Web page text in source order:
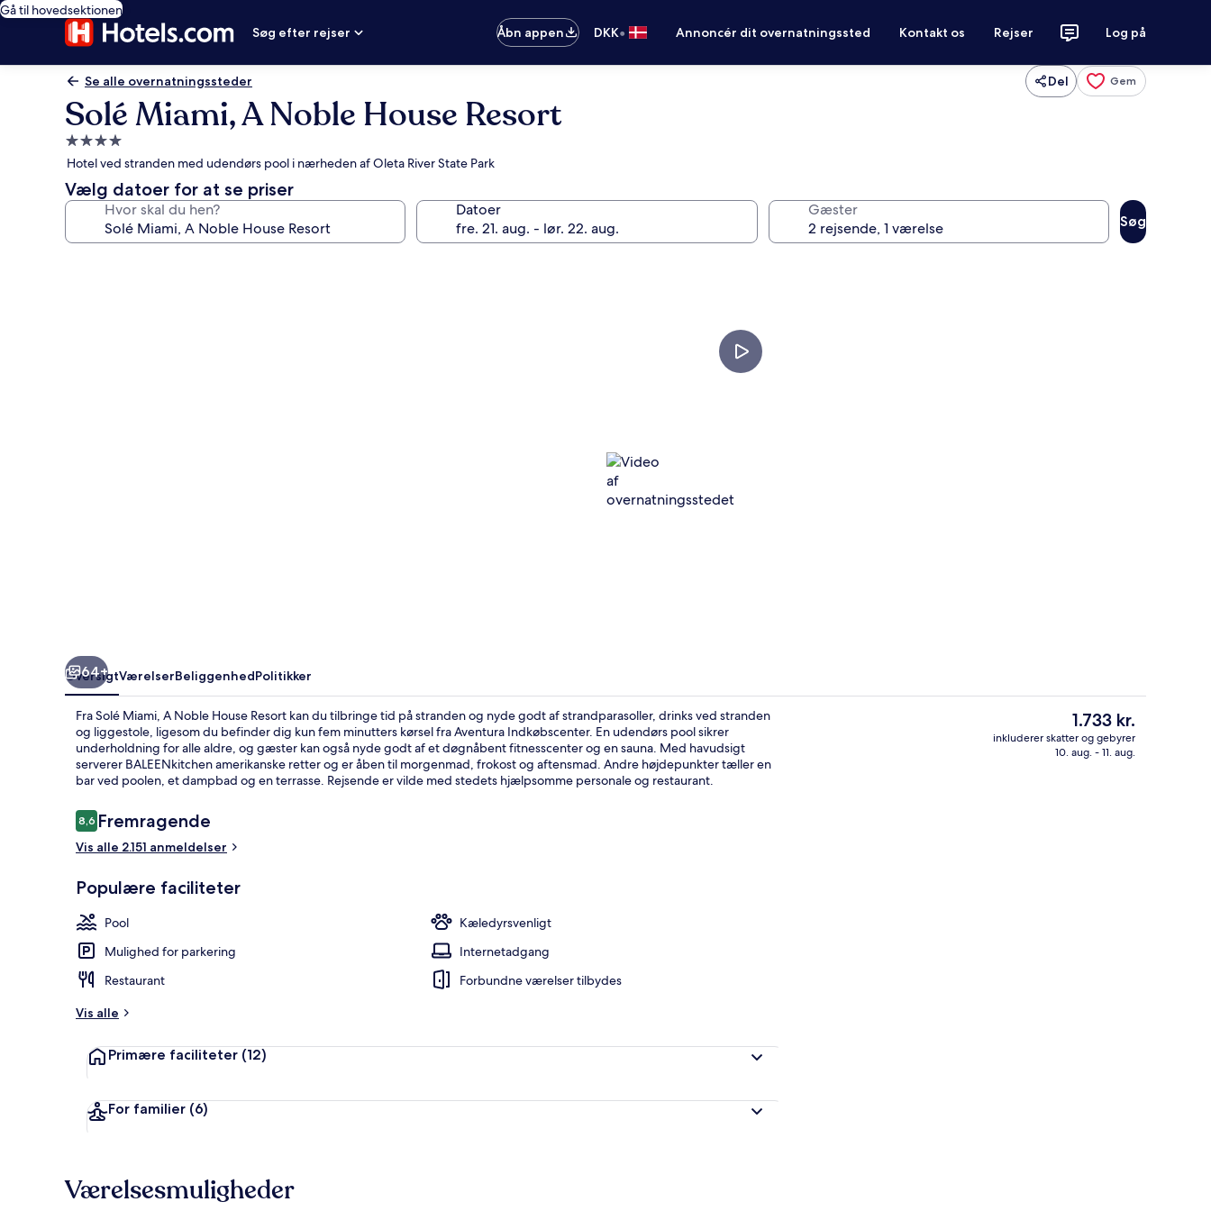
Gå til hovedsektionen
Søg efter rejser
Åbn appen DKK• Annoncér dit overnatningssted Kontakt os Rejser Log på
Se alle overnatningssteder Del Gem
Solé Miami, A Noble House Resort
4.0-
stjernet
overnatningssted
Hotel ved stranden med udendørs pool i nærheden af Oleta River State Park
Vælg datoer for at se priser
Hvor skal du hen? Datoer Gæster
Søg
Der serveres morgenmad, frokost, aftensmad og brunchUdsigt fra værelset
64+
OversigtVærelserBeliggenhedPolitikker
Fra Solé Miami, A Noble House Resort kan du tilbringe tid på stranden og nyde godt af strandparasoller, drinks ved stranden
og liggestole, ligesom du befinder dig kun fem minutters kørsel fra Aventura Indkøbscenter. En udendørs pool sikrer
underholdning for alle aldre, og gæster kan også nyde godt af et døgnåbent fitnesscenter og en sauna. Med havudsigt
serverer BALEENkitchen amerikanske retter og er åben til morgenmad, frokost og aftensmad. Andre højdepunkter tæller en
bar ved poolen, et dampbad og en terrasse. Rejsende er vilde med stedets hjælpsomme personale og restaurant.
Anmeldelser
8,68,6 ud af 10.
Fremragende
Vis alle 2.151 anmeldelser
Populære faciliteter
Pool
Kæledyrsvenligt
Mulighed for parkering
Internetadgang
Restaurant
Forbundne værelser tilbydes
Vis alle
Primære faciliteter (12)
For familier (6)
Den
nuværende
pris
1.733 kr.
inkluderer skatter og gebyrer
10. aug. - 11. aug.
Værelsesmuligheder